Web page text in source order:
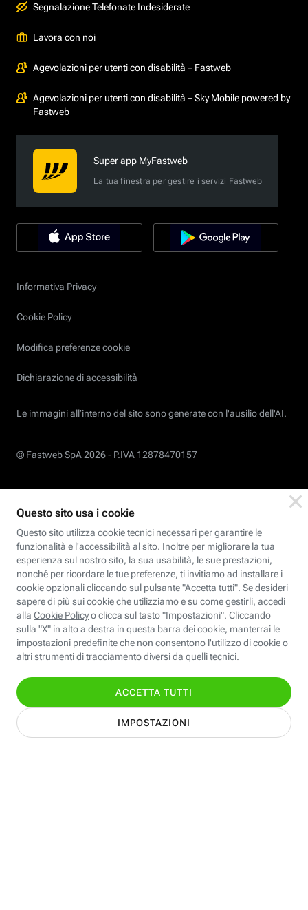
Segnalazione Telefonate Indesiderate
Lavora con noi
Agevolazioni per utenti con disabilità – Fastweb
Agevolazioni per utenti con disabilità – Sky Mobile powered by
Fastweb
Super app MyFastweb
La tua finestra per gestire i servizi Fastweb
Informativa Privacy
Cookie Policy
Modifica preferenze cookie
Dichiarazione di accessibilità
Le immagini all’interno del sito sono generate con l'ausilio dell'AI.
© Fastweb SpA 2026 - P.IVA 12878470157